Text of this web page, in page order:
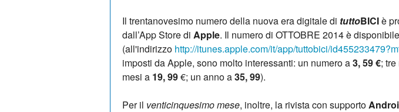
Il trentanovesimo numero della nuova era digitale di tuttoBICIè
dall’App Store di Apple. Il numero di OTTOBRE 2014 è
(all'indirizzo http://itunes.apple.com/it/app/tuttobici/
imposti da Apple, sono molto interessanti: un numero a3, 59 €;
mesi a 19, 99€; un anno a35, 99).
Per il venticinquesimo mese, inoltre, la rivista con supporto